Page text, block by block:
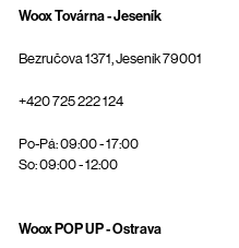
Woox Továrna - Jeseník
Bezručova 1371, Jeseník 79001
+420 725 222 124
Po-Pá: 09:00 - 17:00
So: 09:00 - 12:00
Woox POP UP - Ostrava